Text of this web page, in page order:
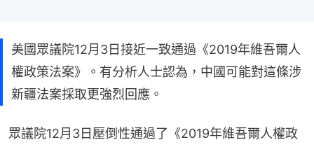
美國眾議院12月3日接近一致通過《2019年維吾爾人
權政策法案》。有分析人士認為，中國可能對這條涉
新疆法案採取更強烈回應。
眾議院12月3日壓倒性通過了《2019年維吾爾人權政